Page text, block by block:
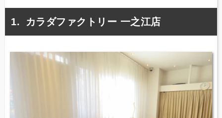
カラダファクトリー 一之江店